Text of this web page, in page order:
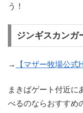
う！
ジンギスカンガ
→ 【マザー牧場公式
まきばゲート付近に
べるのならおすすめ